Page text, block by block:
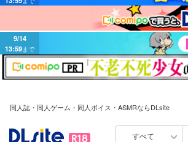
9/14
13:59 まで
同人誌・同人ゲーム・同人ボイス・ASMRならDLsite
すべて